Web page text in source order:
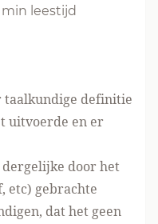
min leestijd
taalkundige definitie
uitvoerde en er
dergelijke door het
etc) gebrachte
dat het geen